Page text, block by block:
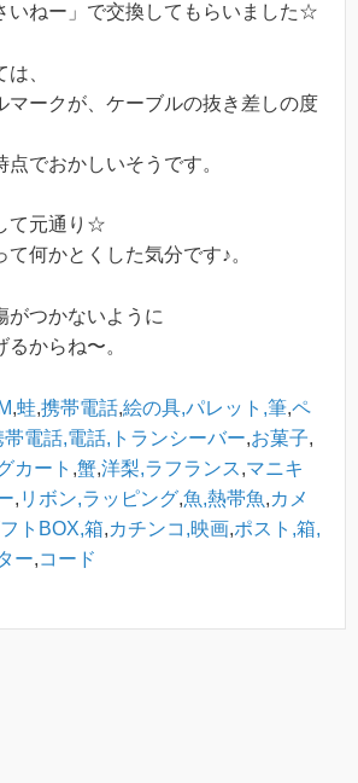
いねー」で交換してもらいました☆
、
マークが、ケーブルの抜き差しの度
でおかしいそうです。
て元通り☆
何かとくした気分です♪。
がつかないように
からね〜。
,蛙,携帯電話,絵の具,パレット,筆,ペ
帯電話,電話,トランシーバー,お菓子,
カート ,蟹,洋梨,ラフランス,マニキ
, リボン,ラッピング,魚,熱帯魚,カメ
トBOX,箱,カチンコ,映画,ポスト,箱,
ー,コード